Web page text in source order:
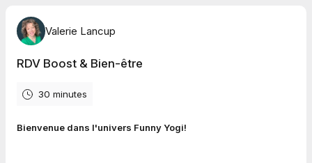
Valerie Lancup
RDV Boost & Bien-être
30 minutes
Bienvenue dans l'univers Funny Yogi!